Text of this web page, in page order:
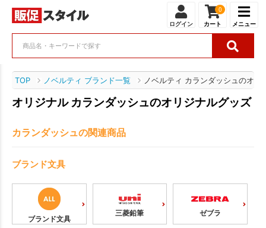
ログイン
0
カート メニュー
TOP ノベルティ ブランド一覧 ノベルティ カランダッシュのオリ
オリジナル カランダッシュのオリジナルグッズ
カランダッシュの関連商品
ブランド文具
ブランド文具
三菱鉛筆 ゼブラ